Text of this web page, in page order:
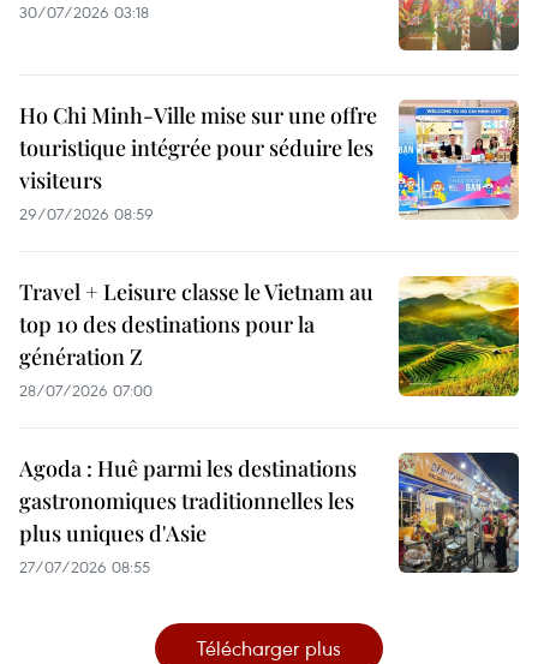
30/07/2026 03:18
Ho Chi Minh-Ville mise sur une offre
touristique intégrée pour séduire les
visiteurs
29/07/2026 08:59
Travel + Leisure classe le Vietnam au
top 10 des destinations pour la
génération Z
28/07/2026 07:00
Agoda : Huê parmi les destinations
gastronomiques traditionnelles les
plus uniques d'Asie
27/07/2026 08:55
Télécharger plus